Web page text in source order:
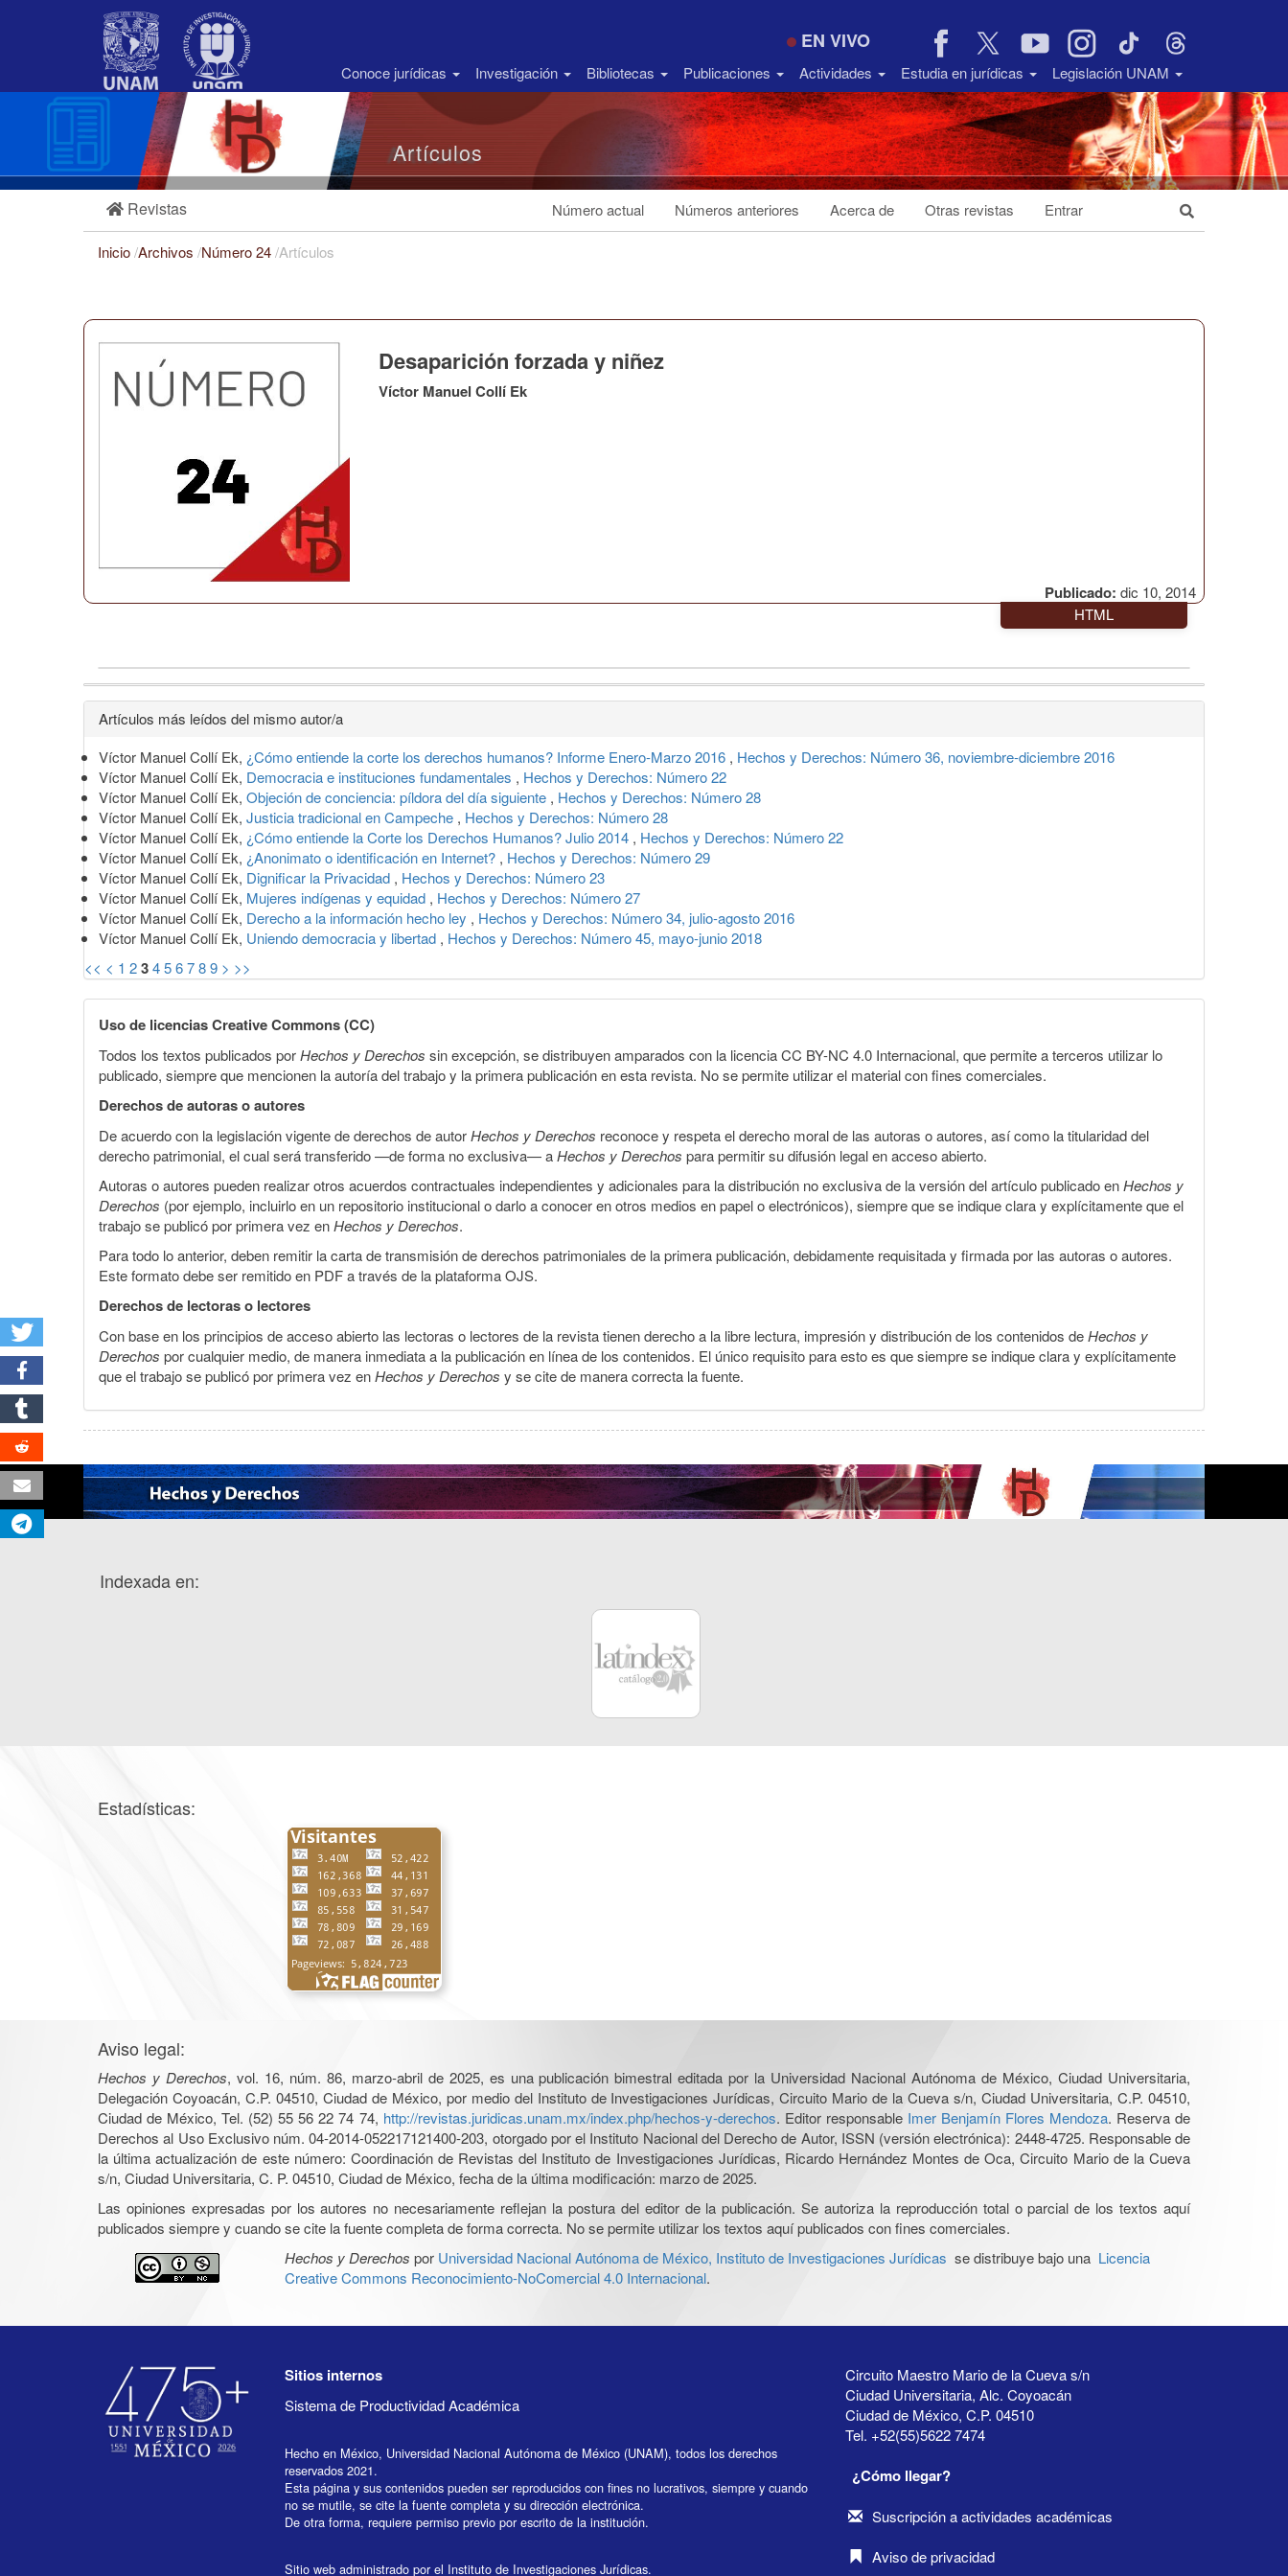
Barra
EN VIVO
Conoce jurídicas Investigación Bibliotecas Publicaciones Actividades Estudia en jurídicas Legislación UNAM
Artículos
Revistas Número actual Números anteriores Acerca de Otras revistas Entrar
Inicio/Archivos /Número 24/Artículos
Publicado: dic 10, 2014
Desaparición forzada y niñez
Víctor Manuel Collí Ek
HTML
Detalles
del
artículo
Artículos más leídos del mismo autor/a
Víctor Manuel Collí Ek, ¿Cómo entiende la corte los derechos humanos? Informe Enero-Marzo 2016 , Hechos y Derechos: Número 36, noviembre-diciembre 2016
Víctor Manuel Collí Ek, Democracia e instituciones fundamentales , Hechos y Derechos: Número 22
Víctor Manuel Collí Ek, Objeción de conciencia: píldora del día siguiente , Hechos y Derechos: Número 28
Víctor Manuel Collí Ek, Justicia tradicional en Campeche , Hechos y Derechos: Número 28
Víctor Manuel Collí Ek, ¿Cómo entiende la Corte los Derechos Humanos? Julio 2014 , Hechos y Derechos: Número 22
Víctor Manuel Collí Ek, ¿Anonimato o identificación en Internet? , Hechos y Derechos: Número 29
Víctor Manuel Collí Ek, Dignificar la Privacidad , Hechos y Derechos: Número 23
Víctor Manuel Collí Ek, Mujeres indígenas y equidad , Hechos y Derechos: Número 27
Víctor Manuel Collí Ek, Derecho a la información hecho ley , Hechos y Derechos: Número 34, julio-agosto 2016
Víctor Manuel Collí Ek, Uniendo democracia y libertad , Hechos y Derechos: Número 45, mayo-junio 2018
<< < 1 23456789 > >>
Uso de licencias Creative Commons (CC)
Todos los textos publicados porHechos y Derechos sin excepción, se distribuyen amparados con la licencia CC BY-NC 4.0 Internacional, que permite a terceros utilizar lo
publicado, siempre que mencionen la autoría del trabajo y la primera publicación en esta revista. No se permite utilizar el material con fines comerciales.
Derechos de autoras o autores
De acuerdo con la legislación vigente de derechos de autorHechos y Derechos reconoce y respeta el derecho moral de las autoras o autores, así como la titularidad del
derecho patrimonial, el cual será transferido —de forma no exclusiva— aHechos y Derechos para permitir su difusión legal en acceso abierto.
Autoras o autores pueden realizar otros acuerdos contractuales independientes y adicionales para la distribución no exclusiva de la versión del artículo publicado enHechos y
Derechos (por ejemplo, incluirlo en un repositorio institucional o darlo a conocer en otros medios en papel o electrónicos), siempre que se indique clara y explícitamente que el
trabajo se publicó por primera vez enHechos y Derechos.
Para todo lo anterior, deben remitir la carta de transmisión de derechos patrimoniales de la primera publicación, debidamente requisitada y firmada por las autoras o autores.
Este formato debe ser remitido en PDF a través de la plataforma OJS.
Derechos de lectoras o lectores
Con base en los principios de acceso abierto las lectoras o lectores de la revista tienen derecho a la libre lectura, impresión y distribución de los contenidos deHechos y
Derechos por cualquier medio, de manera inmediata a la publicación en línea de los contenidos. El único requisito para esto es que siempre se indique clara y explícitamente
que el trabajo se publicó por primera vez enHechos y Derechos y se cite de manera correcta la fuente.
Indexada en:
Estadísticas:
Aviso legal:
Hechos y Derechos, vol. 16, núm. 86, marzo-abril de 2025, es una publicación bimestral editada por la Universidad Nacional Autónoma de México, Ciudad Universitaria,
Delegación Coyoacán, C.P. 04510, Ciudad de México, por medio del Instituto de Investigaciones Jurídicas, Circuito Mario de la Cueva s/n, Ciudad Universitaria, C.P. 04510,
Ciudad de México, Tel. (52) 55 56 22 74 74, http://revistas.juridicas.unam.mx/index.php/hechos-y-derechos. Editor responsable Imer Benjamín Flores Mendoza. Reserva de
Derechos al Uso Exclusivo núm. 04-2014-052217121400-203, otorgado por el Instituto Nacional del Derecho de Autor, ISSN (versión electrónica): 2448-4725. Responsable de
la última actualización de este número: Coordinación de Revistas del Instituto de Investigaciones Jurídicas, Ricardo Hernández Montes de Oca, Circuito Mario de la Cueva
s/n, Ciudad Universitaria, C. P. 04510, Ciudad de México, fecha de la última modificación: marzo de 2025.
Las opiniones expresadas por los autores no necesariamente reflejan la postura del editor de la publicación. Se autoriza la reproducción total o parcial de los textos aquí
publicados siempre y cuando se cite la fuente completa de forma correcta. No se permite utilizar los textos aquí publicados con fines comerciales.
Hechos y Derechos por Universidad Nacional Autónoma de México, Instituto de Investigaciones Jurídicas se distribuye bajo una Licencia
Creative Commons Reconocimiento-NoComercial 4.0 Internacional.
Sitios internos
Sistema de Productividad Académica
Hecho en México, Universidad Nacional Autónoma de México (UNAM), todos los derechos
reservados 2021.
Esta página y sus contenidos pueden ser reproducidos con fines no lucrativos, siempre y cuando
no se mutile, se cite la fuente completa y su dirección electrónica.
De otra forma, requiere permiso previo por escrito de la institución.
Sitio web administrado por el Instituto de Investigaciones Jurídicas.
Circuito Maestro Mario de la Cueva s/n
Ciudad Universitaria, Alc. Coyoacán
Ciudad de México, C.P. 04510
Tel. +52(55)5622 7474
¿Cómo llegar?
Suscripción a actividades académicas
Aviso de privacidad